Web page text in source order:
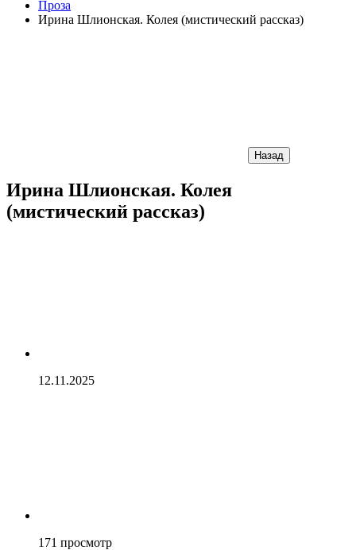
Проза
Ирина Шлионская. Колея (мистический рассказ)
Назад
Ирина Шлионская. Колея
(мистический рассказ)
12.11.2025
171 просмотр